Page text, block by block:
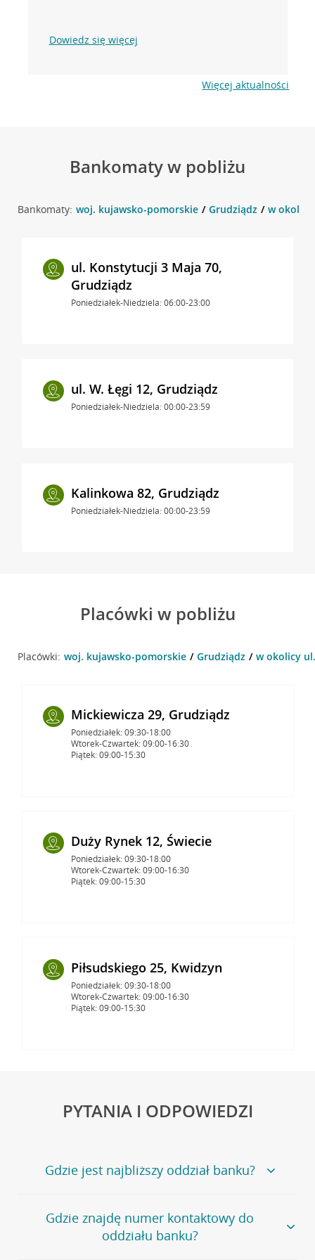
Dowiedz się więcej
Więcej aktualności
Bankomaty w pobliżu
Bankomaty: woj. kujawsko-pomorskie Grudziądz w okolicy
ul. Konstytucji 3 Maja 70,
Grudziądz
Poniedziałek-Niedziela: 06:00-23:00
ul. W. Łęgi 12, Grudziądz
Poniedziałek-Niedziela: 00:00-23:59
Kalinkowa 82, Grudziądz
Poniedziałek-Niedziela: 00:00-23:59
Placówki w pobliżu
Placówki: woj. kujawsko-pomorskie Grudziądz w okolicy
Mickiewicza 29, Grudziądz
Poniedziałek: 09:30-18:00
Wtorek-Czwartek: 09:00-16:30
Piątek: 09:00-15:30
Duży Rynek 12, Świecie
Poniedziałek: 09:30-18:00
Wtorek-Czwartek: 09:00-16:30
Piątek: 09:00-15:30
Piłsudskiego 25, Kwidzyn
Poniedziałek: 09:30-18:00
Wtorek-Czwartek: 09:00-16:30
Piątek: 09:00-15:30
PYTANIA I ODPOWIEDZI
Gdzie jest najbliższy oddział banku?
Jeśli szukasz oddziału naszego banku, zapraszamy na
stronęPlacówki i bankomaty, na której znajduje się
wygodna wyszukiwarka.
Gdzie znajdę numer kontaktowy do
oddziału banku?